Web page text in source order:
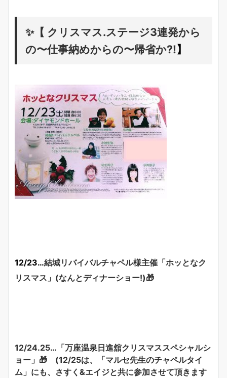
✨【 クリスマス.ステージ3連発から
の〜仕事納めからの〜帰省か?!】
12/23…結城リバイバルチャペル様主催「ホッとなク
リスマス」(なんとディナーショー!)🎁
12/24.25…「万座温泉日進舘クリスマススペシャルシ
ョー」🎁 (12/25は、「マルセ先生のチャペルタイ
ム」にも、さすく&エイジと共に参加させて頂きます